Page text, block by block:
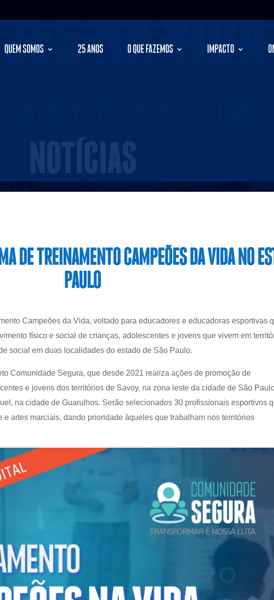
QUEM SOMOS 25 ANOS O QUE FAZEMOS IMPACTO
DE TREINAMENTO CAMPEÕES DA VIDA NO
PAULO
Campeões da Vida, voltado para educadores e educadoras esportivas
físico e social de crianças, adolescentes e jovens que vivem em
social em duas localidades do estado de São Paulo.
Comunidade Segura, que desde 2021 realiza ações de promoção de
e jovens dos territórios de Savoy, na zona leste da cidade de São
na cidade de Guarulhos. Serão selecionados 30 profissionais esportivos
e artes marciais, dando prioridade àqueles que trabalham nos territórios